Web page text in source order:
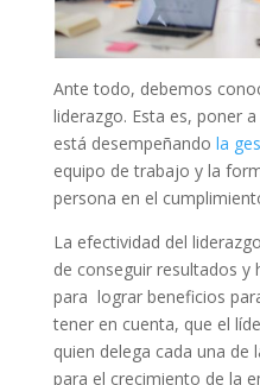
Ante todo, debemos
liderazgo. Esta es, poner
está desempeñando la
equipo de trabajo y la
persona en el
La efectividad del
de conseguir resultados
para lograr beneficios
tener en cuenta, que el
quien delega cada una de
para el crecimiento de la